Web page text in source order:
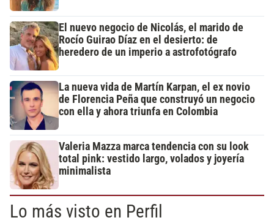
El nuevo negocio de Nicolás, el marido de
Rocío Guirao Díaz en el desierto: de
heredero de un imperio a astrofotógrafo
La nueva vida de Martín Karpan, el ex novio
de Florencia Peña que construyó un negocio
con ella y ahora triunfa en Colombia
Valeria Mazza marca tendencia con su look
total pink: vestido largo, volados y joyería
minimalista
Lo más visto en Perfil